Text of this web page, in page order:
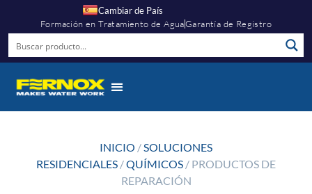
Cambiar de País
Formación en Tratamiento de AguaGarantía de Registro
INICIO /SOLUCIONES
RESIDENCIALES /QUÍMICOS / PRODUCTOS DE
REPARACIÓN